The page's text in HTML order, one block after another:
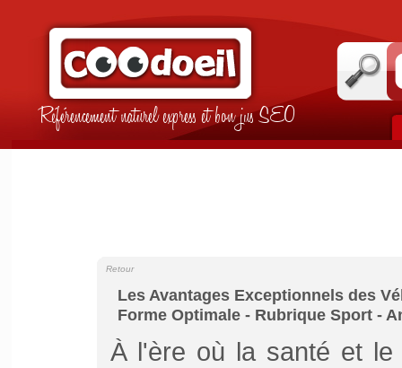
Référencement naturel express et bon jus SEO
Les Avantages Exceptionnels des
Forme Optimale - Rubrique Sport -
Retour
À l'ère où la santé et